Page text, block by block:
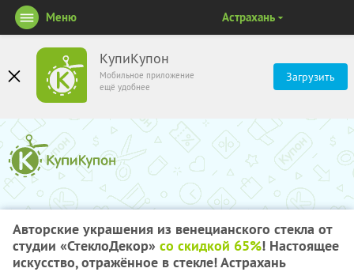
КупиКупон
Мобильное приложение
ещё удобнее
Загрузить
Меню Астрахань
Авторские украшения из венецианского стекла от
студии «СтеклоДекор» со скидкой 65%! Настоящее
искусство, отражённое в стекле! Астрахань